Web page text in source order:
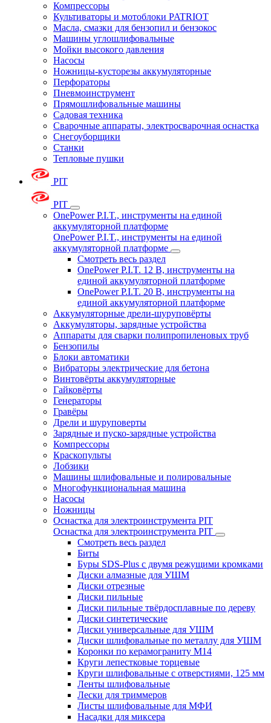
Компрессоры
Культиваторы и мотоблоки PATRIOT
Масла, смазки для бензопил и бензокос
Машины углошлифовальные
Мойки высокого давления
Насосы
Ножницы-кусторезы аккумуляторные
Перфораторы
Пневмоинструмент
Прямошлифовальные машины
Садовая техника
Сварочные аппараты, электросварочная оснастка
Снегоуборщики
Станки
Тепловые пушки
PIT
PIT
OnePower P.I.T., инструменты на единой
аккумуляторной платформе
OnePower P.I.T., инструменты на единой
аккумуляторной платформе
Смотреть весь раздел
OnePower P.I.T. 12 В, инструменты на
единой аккумуляторной платформе
OnePower P.I.T. 20 В, инструменты на
единой аккумуляторной платформе
Аккумуляторные дрели-шуруповёрты
Аккумуляторы, зарядные устройства
Аппараты для сварки полипропиленовых труб
Бензопилы
Блоки автоматики
Вибраторы электрические для бетона
Винтовёрты аккумуляторные
Гайковёрты
Генераторы
Гравёры
Дрели и шуруповерты
Зарядные и пуско-зарядные устройства
Компрессоры
Краскопульты
Лобзики
Машины шлифовальные и полировальные
Многофункциональная машина
Насосы
Ножницы
Оснастка для электроинструмента PIT
Оснастка для электроинструмента PIT
Смотреть весь раздел
Биты
Буры SDS-Plus c двумя режущими кромками
Диски алмазные для УШМ
Диски отрезные
Диски пильные
Диски пильные твёрдосплавные по дереву
Диски синтетические
Диски универсальные для УШМ
Диски шлифовальные по металлу для УШМ
Коронки по керамограниту M14
Круги лепестковые торцевые
Круги шлифовальные с отверстиями, 125 мм
Ленты шлифовальные
Лески для триммеров
Листы шлифовальные для МФИ
Насадки для миксера